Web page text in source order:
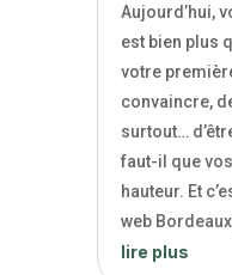
Aujourd’hui,
est bien plus
votre
convaincre,
surtout…
faut-il que
hauteur. Et
web
lire plus